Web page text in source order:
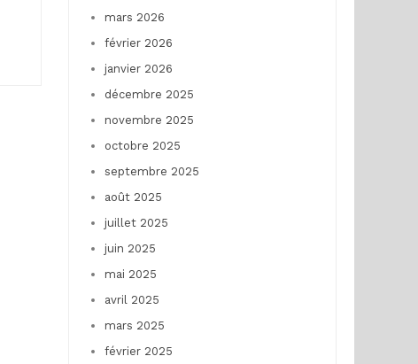
mars 2026
février 2026
janvier 2026
décembre 2025
novembre 2025
octobre 2025
septembre 2025
août 2025
juillet 2025
juin 2025
mai 2025
avril 2025
mars 2025
février 2025